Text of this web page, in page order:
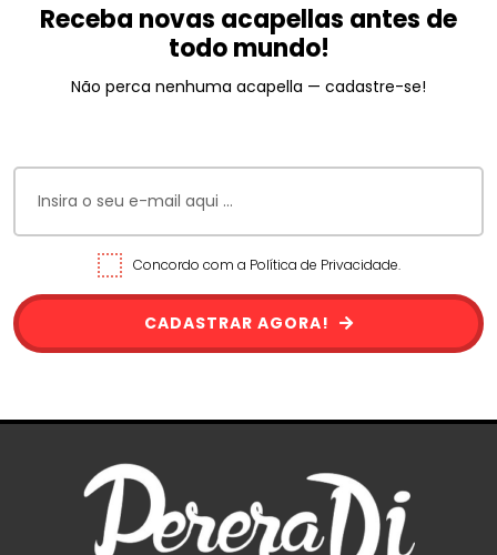
Receba novas acapellas antes de
todo mundo!
Não perca nenhuma acapella — cadastre-se!
Concordo com a Política de Privacidade.
CADASTRAR AGORA!